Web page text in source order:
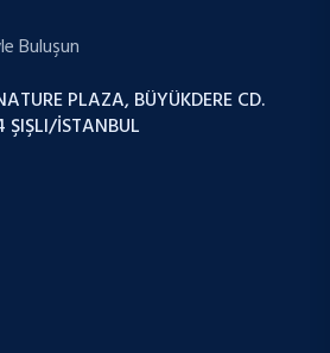
Buluşun
PLAZA, BÜYÜKDERE CD.
İSTANBUL